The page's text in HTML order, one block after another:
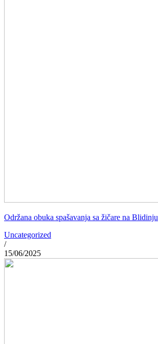
Održana obuka spašavanja sa žičare na Blidinju
Uncategorized
/
15/06/2025